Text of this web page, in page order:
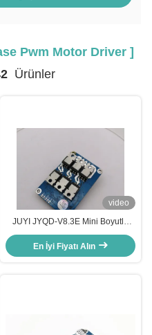
Pwm Motor Driver ]
Ürünler
video
JUYI JYQD-V8.3E Mini Boyutlu
Sensörsüz 3 Fazlı BLDC Motor
Sürücü Kartı PWM Hız Kontrolü
Motor Denetleyicisi
En İyi Fiyatı Alın